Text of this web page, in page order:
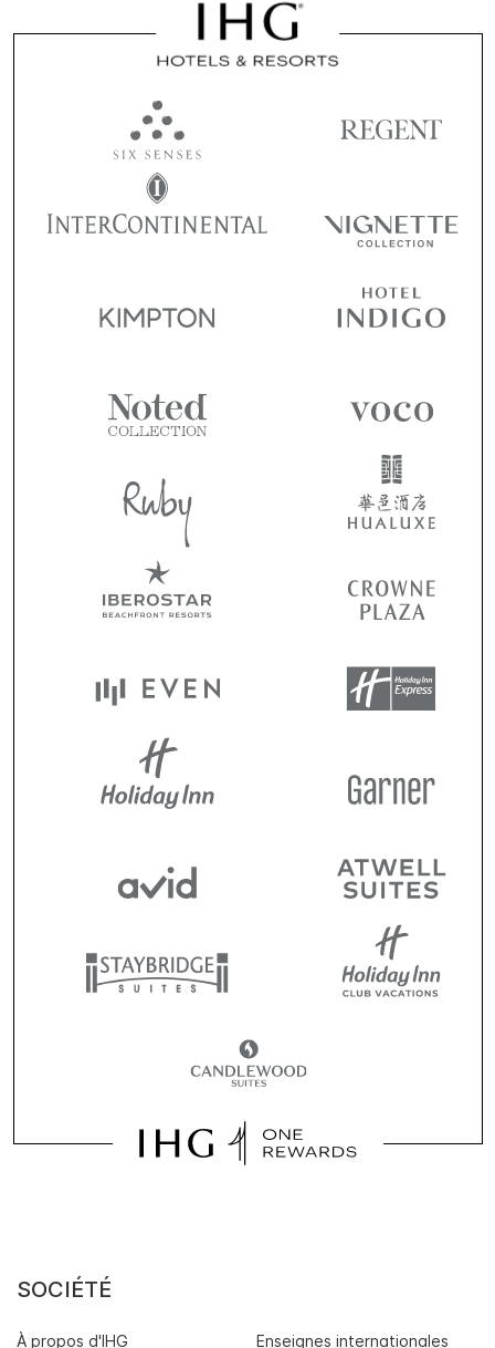
SOCIÉTÉ
À propos d'IHG
Enseignes internationales